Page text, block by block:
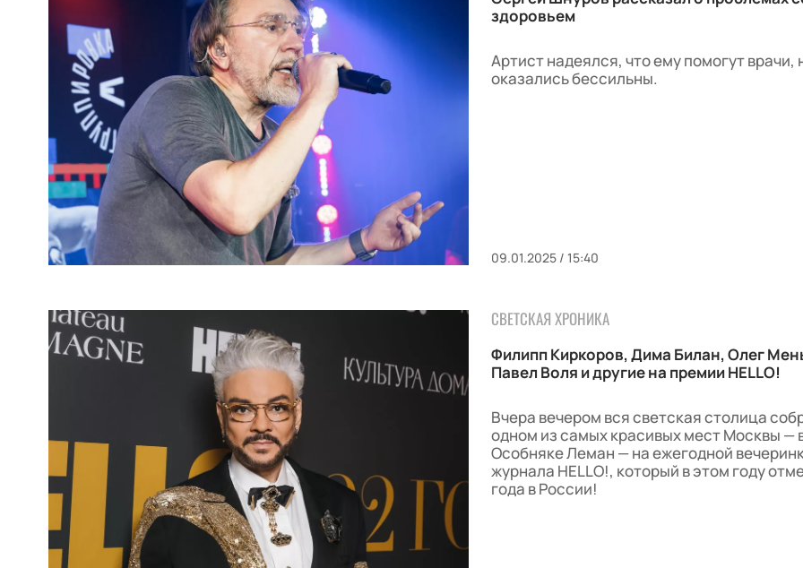
здоровьем
Артист надеялся, что ему помогут врачи,
оказались бессильны.
09.01.2025 / 15:40
СВЕТСКАЯ ХРОНИКА
Филипп Киркоров, Дима Билан, Олег
Павел Воля и другие на премии HELLO!
Вчера вечером вся светская столица
одном из самых красивых мест Москвы —
Особняке Леман — на ежегодной
журнала HELLO!, который в этом году
года в России!